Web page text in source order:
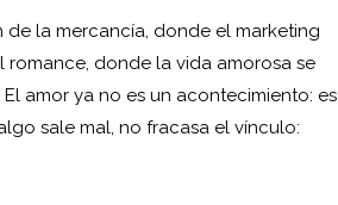
la mercancía, donde el marketing
donde la vida amorosa se
amor ya no es un acontecimiento: es
sale mal, no fracasa el vínculo: